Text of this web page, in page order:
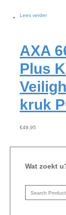
Lees verder
AXA
Plus
kruk
€49,95
Wat zoekt